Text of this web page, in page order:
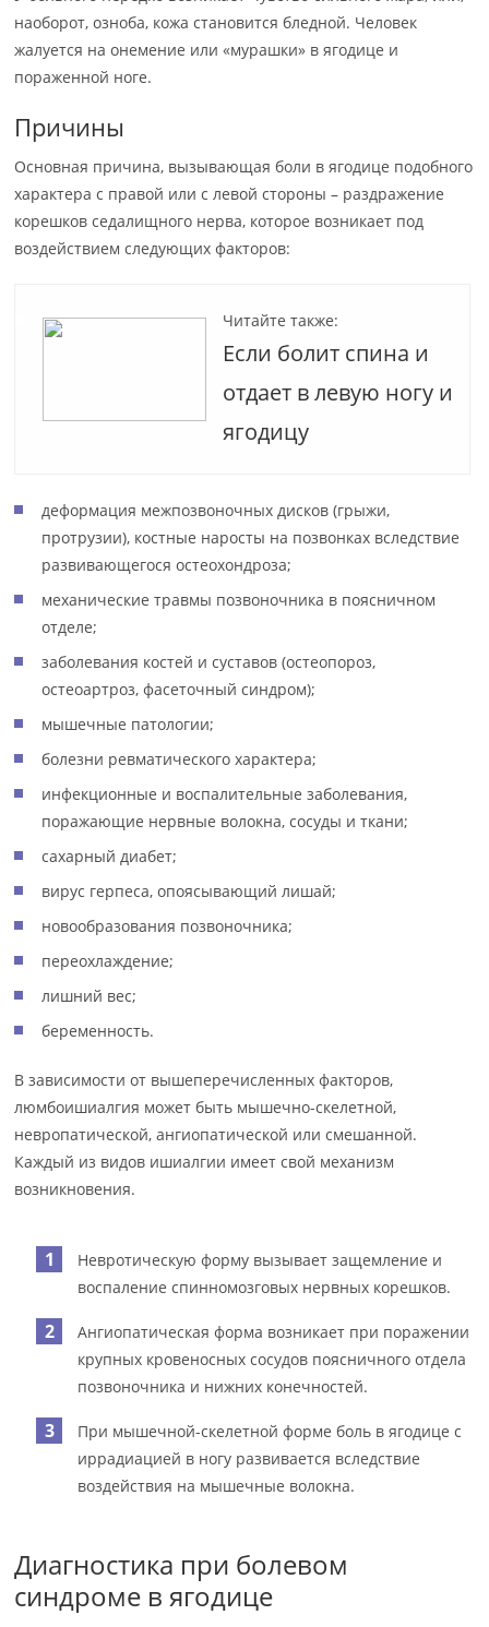
наоборот, озноба, кожа становится бледной. Человек
жалуется на онемение или «мурашки» в ягодице и
пораженной ноге.
Причины
Основная причина, вызывающая боли в ягодице подобного
характера с правой или с левой стороны – раздражение
корешков седалищного нерва, которое возникает под
воздействием следующих факторов:
Читайте также:
Если болит спина и
отдает в левую ногу и
ягодицу
деформация межпозвоночных дисков (грыжи,
протрузии), костные наросты на позвонках вследствие
развивающегося остеохондроза;
механические травмы позвоночника в поясничном
отделе;
заболевания костей и суставов (остеопороз,
остеоартроз, фасеточный синдром);
мышечные патологии;
болезни ревматического характера;
инфекционные и воспалительные заболевания,
поражающие нервные волокна, сосуды и ткани;
сахарный диабет;
вирус герпеса, опоясывающий лишай;
новообразования позвоночника;
переохлаждение;
лишний вес;
беременность.
В зависимости от вышеперечисленных факторов,
люмбоишиалгия может быть мышечно-скелетной,
невропатической, ангиопатической или смешанной.
Каждый из видов ишиалгии имеет свой механизм
возникновения.
Невротическую форму вызывает защемление и
воспаление спинномозговых нервных корешков.
Ангиопатическая форма возникает при поражении
крупных кровеносных сосудов поясничного отдела
позвоночника и нижних конечностей.
При мышечной-скелетной форме боль в ягодице с
иррадиацией в ногу развивается вследствие
воздействия на мышечные волокна.
Диагностика при болевом
синдроме в ягодице